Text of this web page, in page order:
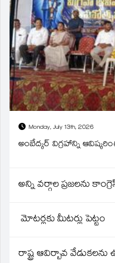
Monday, July 13th, 2026
అంబేద్కర్ విగ్రహాన్ని
అన్ని వర్గాల ప్రజలను
మోటర్లకు మీటర్లు పెట్టం
రాష్ట్ర ఆవిర్బావ